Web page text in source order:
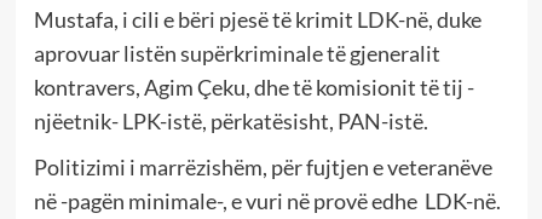
Mustafa, i cili e bëri pjesë të krimit LDK-në, duke
aprovuar listën supërkriminale të gjeneralit
kontravers, Agim Çeku, dhe të komisionit të tij -
njëetnik- LPK-istë, përkatësisht, PAN-istë.
Politizimi i marrëzishëm, për fujtjen e veteranëve
në -pagën minimale-, e vuri në provë edhe LDK-në.